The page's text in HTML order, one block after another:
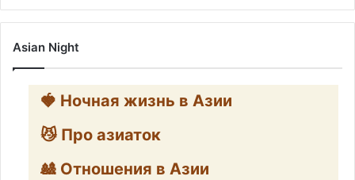
Asian Night
🍓 Ночная жизнь в Азии
😼 Про азиаток
🎎 Отношения в Азии